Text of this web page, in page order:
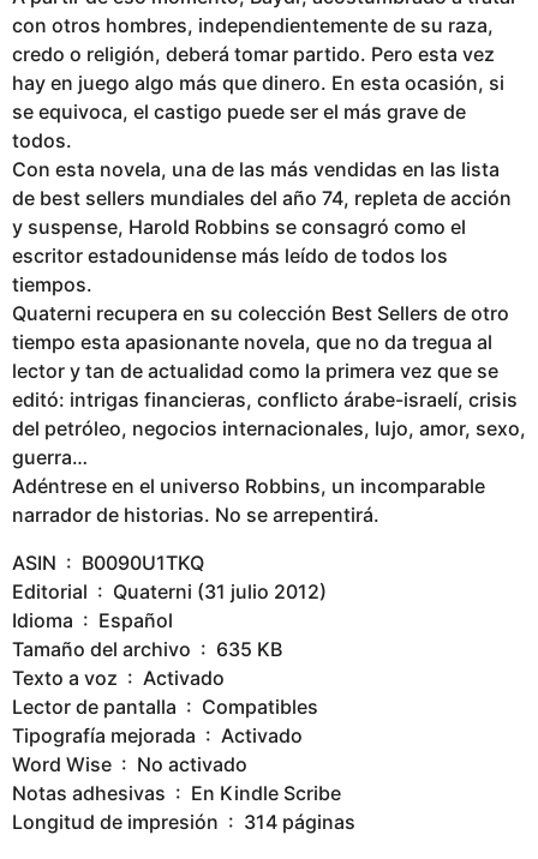
con otros hombres, independientemente de su raza,
credo o religión, deberá tomar partido. Pero esta vez
hay en juego algo más que dinero. En esta ocasión, si
se equivoca, el castigo puede ser el más grave de
todos.
Con esta novela, una de las más vendidas en las lista
de best sellers mundiales del año 74, repleta de acción
y suspense, Harold Robbins se consagró como el
escritor estadounidense más leído de todos los
tiempos.
Quaterni recupera en su colección Best Sellers de otro
tiempo esta apasionante novela, que no da tregua al
lector y tan de actualidad como la primera vez que se
editó: intrigas financieras, conflicto árabe-israelí, crisis
del petróleo, negocios internacionales, lujo, amor, sexo,
guerra…
Adéntrese en el universo Robbins, un incomparable
narrador de historias. No se arrepentirá.
ASIN ‏ : ‎ B0090U1TKQ
Editorial ‏ : ‎ Quaterni (31 julio 2012)
Idioma ‏ : ‎ Español
Tamaño del archivo ‏ : ‎ 635 KB
Texto a voz ‏ : ‎ Activado
Lector de pantalla ‏ : ‎ Compatibles
Tipografía mejorada ‏ : ‎ Activado
Word Wise ‏ : ‎ No activado
Notas adhesivas ‏ : ‎ En Kindle Scribe
Longitud de impresión ‏ : ‎ 314 páginas